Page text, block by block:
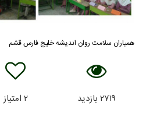
همیاران سلامت روان اندیشه خلیج فارس قشم
۲۷۱۹ بازدید ۲ امتیاز